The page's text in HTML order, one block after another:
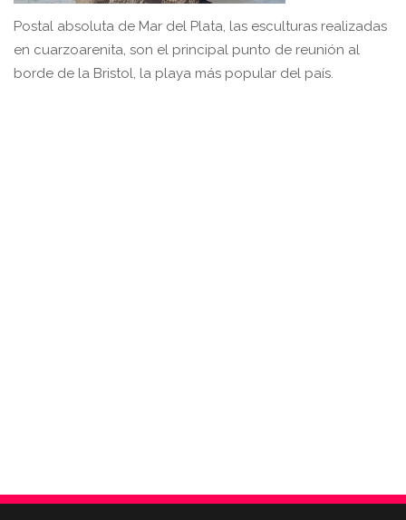
Postal absoluta de Mar del Plata, las esculturas realizadas
en cuarzoarenita, son el principal punto de reunión al
borde de la Bristol, la playa más popular del país.